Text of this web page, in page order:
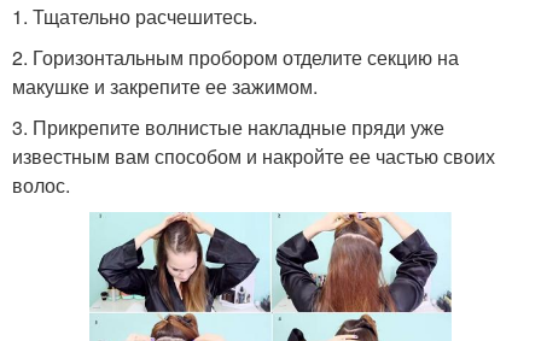
1. Тщательно расчешитесь.
2. Горизонтальным пробором отделите секцию на
макушке и закрепите ее зажимом.
3. Прикрепите волнистые накладные пряди уже
известным вам способом и накройте ее частью своих
волос.